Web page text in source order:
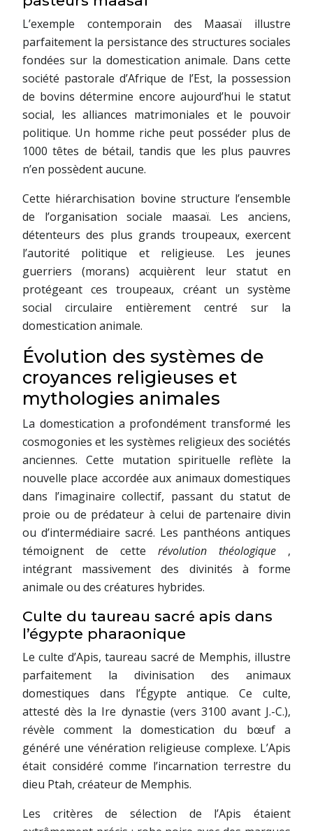
L’exemple contemporain des Maasaï illustre
parfaitement la persistance des structures sociales
fondées sur la domestication animale. Dans cette
société pastorale d’Afrique de l’Est, la possession
de bovins détermine encore aujourd’hui le statut
social, les alliances matrimoniales et le pouvoir
politique. Un homme riche peut posséder plus de
1000 têtes de bétail, tandis que les plus pauvres
n’en possèdent aucune.
Cette hiérarchisation bovine structure l’ensemble
de l’organisation sociale maasaï. Les anciens,
détenteurs des plus grands troupeaux, exercent
l’autorité politique et religieuse. Les jeunes
guerriers (morans) acquièrent leur statut en
protégeant ces troupeaux, créant un système
social circulaire entièrement centré sur la
domestication animale.
Évolution des systèmes de
croyances religieuses et
mythologies animales
La domestication a profondément transformé les
cosmogonies et les systèmes religieux des sociétés
anciennes. Cette mutation spirituelle reflète la
nouvelle place accordée aux animaux domestiques
dans l’imaginaire collectif, passant du statut de
proie ou de prédateur à celui de partenaire divin
ou d’intermédiaire sacré. Les panthéons antiques
témoignent de cette révolution théologique ,
intégrant massivement des divinités à forme
animale ou des créatures hybrides.
Culte du taureau sacré apis dans
l’égypte pharaonique
Le culte d’Apis, taureau sacré de Memphis, illustre
parfaitement la divinisation des animaux
domestiques dans l’Égypte antique. Ce culte,
attesté dès la Ire dynastie (vers 3100 avant J.-C.),
révèle comment la domestication du bœuf a
généré une vénération religieuse complexe. L’Apis
était considéré comme l’incarnation terrestre du
dieu Ptah, créateur de Memphis.
Les critères de sélection de l’Apis étaient